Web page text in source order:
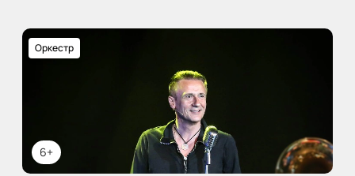
6+
Оркестр